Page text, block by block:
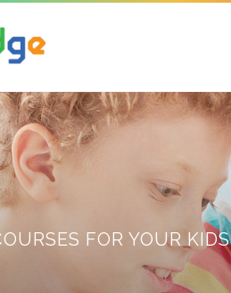
FOR YOUR KIDS